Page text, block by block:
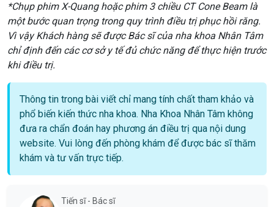
*Chụp phim X-Quang hoặc phim 3 chiều CT Cone Beam là
một bước quan trọng trong quy trình điều trị phục hồi răng.
Vì vậy Khách hàng sẽ được Bác sĩ của nha khoa Nhân Tâm
chỉ định đến các cơ sở y tế đủ chức năng để thực hiện trước
khi điều trị.
Thông tin trong bài viết chỉ mang tính chất tham khảo và
phổ biến kiến thức nha khoa. Nha Khoa Nhân Tâm không
đưa ra chẩn đoán hay phương án điều trị qua nội dung
website. Vui lòng đến phòng khám để được bác sĩ thăm
khám và tư vấn trực tiếp.
Tiến sĩ - Bác sĩ